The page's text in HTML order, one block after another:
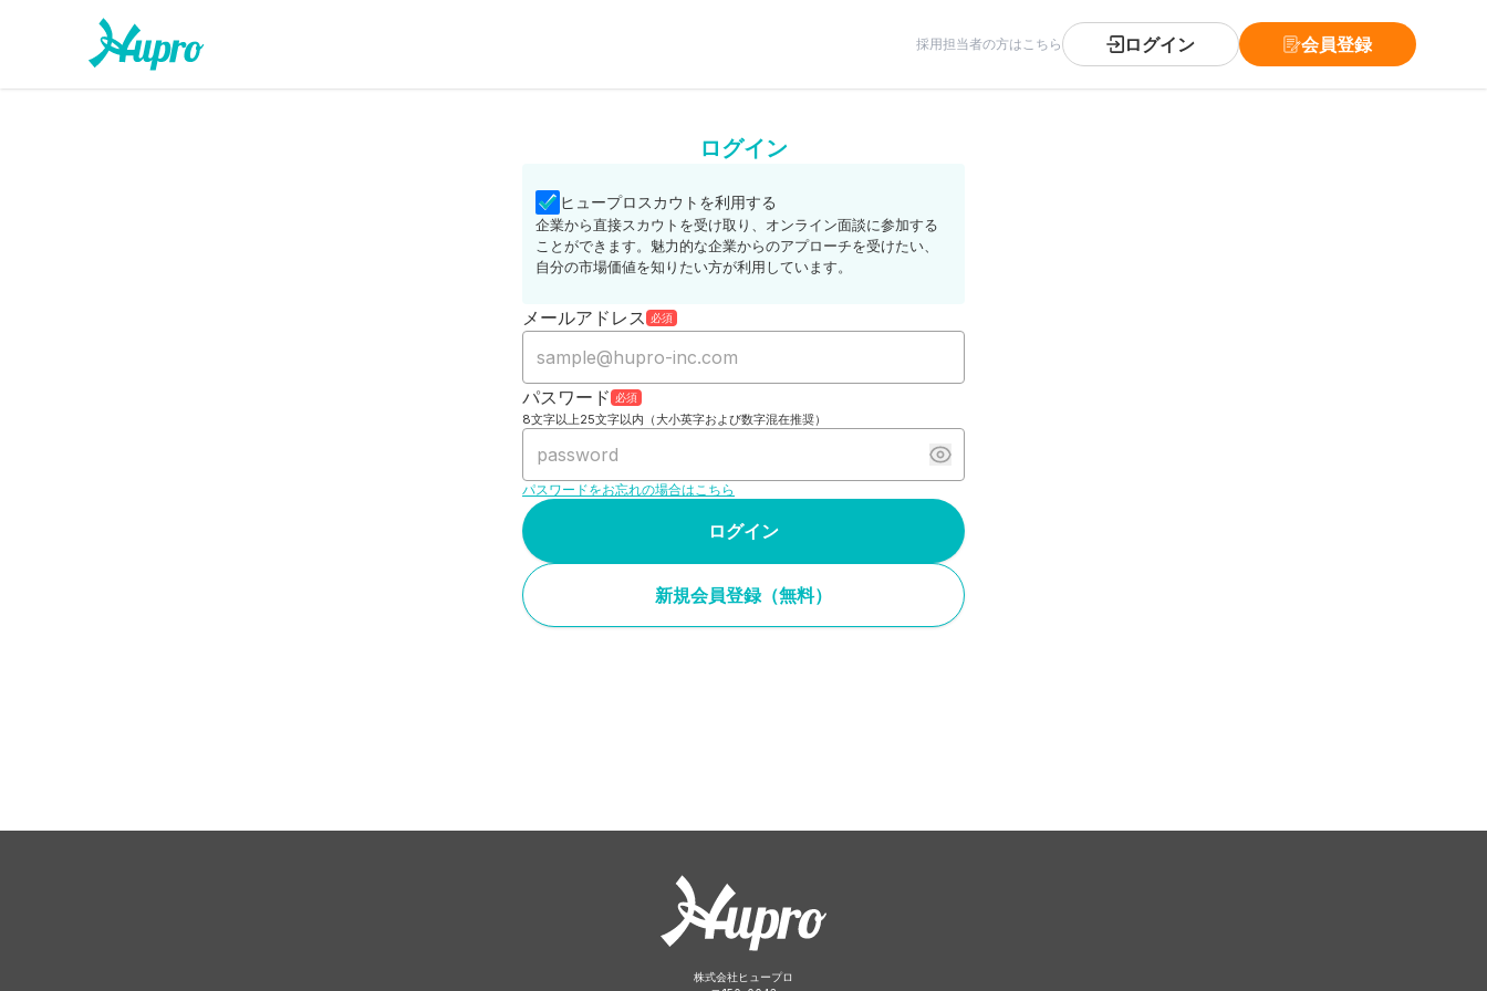
採用担当者の方はこちら ログイン 会員登録
ログイン
ヒュープロスカウトを利用する
企業から直接スカウトを受け取り、オンライン面談に参加する
ことができます。魅力的な企業からのアプローチを受けたい、
自分の市場価値を知りたい方が利用しています。
メールアドレス 必須
パスワード 必須
8文字以上25文字以内（大小英字および数字混在推奨）
パスワードをお忘れの場合はこちら
ログイン
新規会員登録（無料）
株式会社ヒュープロ